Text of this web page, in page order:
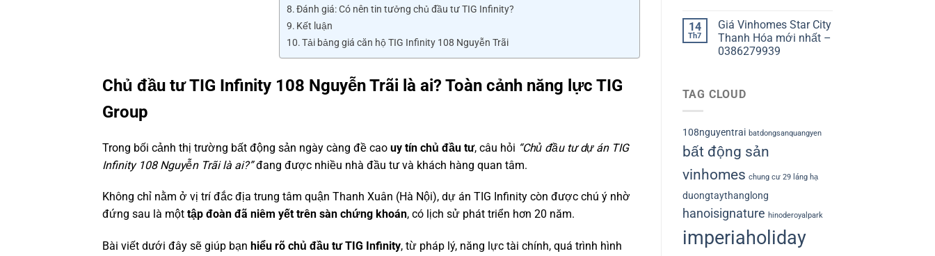
Đánh giá: Có nên tin tưởng chủ đầu tư TIG Infinity?
Kết luận
Tải bảng giá căn hộ TIG Infinity 108 Nguyễn Trãi
Chủ đầu tư TIG Infinity 108 Nguyễn Trãi là ai? Toàn cảnh năng lực TIG
Group
Trong bối cảnh thị trường bất động sản ngày càng đề cao uy tín chủ đầu tư, câu hỏi “Chủ đầu tư dự án TIG
Infinity 108 Nguyễn Trãi là ai?”đang được nhiều nhà đầu tư và khách hàng quan tâm.
Không chỉ nằm ở vị trí đắc địa trung tâm quận Thanh Xuân (Hà Nội), dự án TIG Infinity còn được chú ý nhờ
đứng sau là một tập đoàn đã niêm yết trên sàn chứng khoán, có lịch sử phát triển hơn 20 năm.
Bài viết dưới đây sẽ giúp bạn hiểu rõ chủ đầu tư TIG Infinity, từ pháp lý, năng lực tài chính, quá trình hình
14
Th7
Giá Vinhomes Star City
Thanh Hóa mới nhất –
0386279939
TAG CLOUD
108nguyentrai batdongsanquangyen
bất động sản
vinhomes chung cư 29 láng hạ
duongtaythanglong
hanoisignature hinoderoyalpark
imperiaholiday